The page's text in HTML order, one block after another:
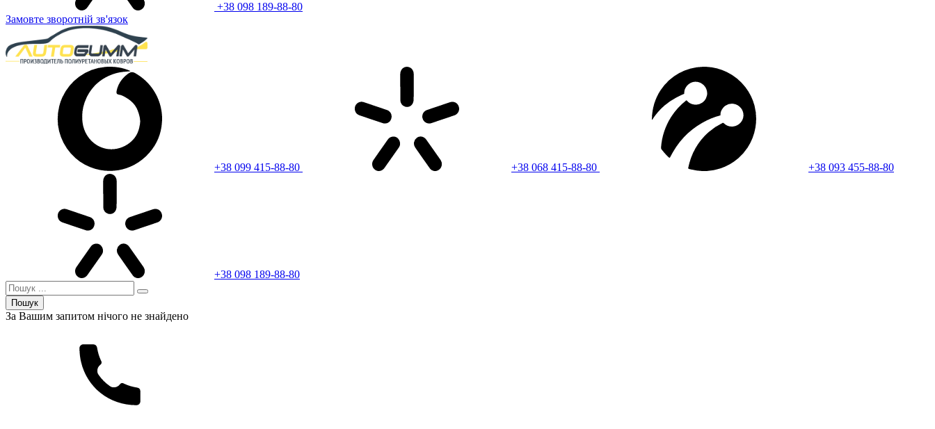
+38 098 189-88-80
Замовте зворотній зв'язок
+38 099 415-88-80 +38 068 415-88-80 +38 093 455-88-80
+38 098 189-88-80
Пошук
За Вашим запитом нічого не знайдено